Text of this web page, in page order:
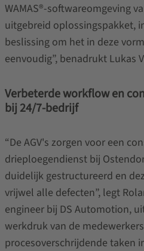
WAMAS®-softwareomgeving
uitgebreid oplossingspakket,
beslissing om het in deze
eenvoudig”, benadrukt Lukas
Verbeterde workflow en
bij 24/7-bedrijf
“De AGV's zorgen voor een
drieploegendienst bij
duidelijk gestructureerd en
vrijwel alle defecten”, legt
engineer bij DS Automotion,
werkdruk van de
procesoverschrijdende taken